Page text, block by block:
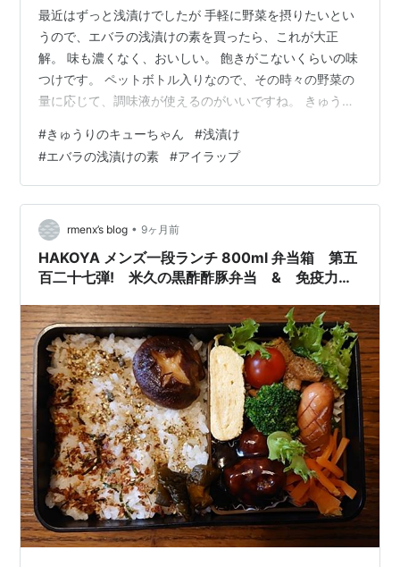
最近はずっと浅漬けでしたが 手軽に野菜を摂りたいとい
うので、エバラの浅漬けの素を買ったら、これが大正
解。 味も濃くなく、おいしい。 飽きがこないくらいの味
つけです。 ペットボトル入りなので、その時々の野菜の
量に応じて、調味液が使えるのがいいですね。 きゅうり
あがり。 そんな感じで最近きゅうりはもっぱら浅漬けだ
ったのですが。 兄から我が家はきゅうりのキューちゃん
を作るよと言われ 兄が家庭菜園のきゅうりをたくさん持
ってきてくれました。 ↓７本もありました 「我が家は
「浅漬けだよ」と言うと、兄は「うちはきゅうりのキュ
ーちゃんを作ったよ」と。 そこで、…
#きゅうりのキューちゃん #浅漬け
#エバラの浅漬けの素 #アイラップ
rmenx’s blog • 9ヶ月前
HAKOYA メンズ一段ランチ 800ml 弁当箱 第五
百二十七弾! 米久の黒酢酢豚弁当 & 免疫力を